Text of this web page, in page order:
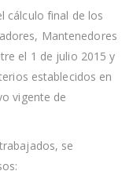
cálculo final de los
Mantenedores
el 1 de julio 2015 y
establecidos en
vigente de
se